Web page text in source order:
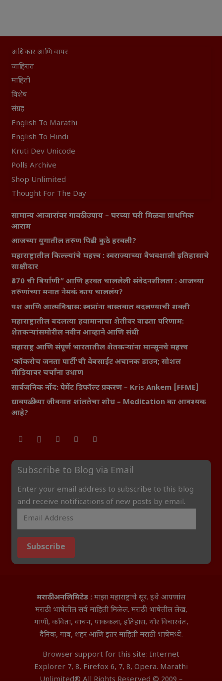
अधिकार आणि वापर
जाहिरात
माहिती
विशेष
संग्रह
English To Marathi
English To Hindi
Kruti Dev Unicode
Polls Archive
Shop Unlimited
Thought For The Day
सामान्य आजारांवर गावठी उपाय – घरच्या घरी मिळवा प्राथमिक
आराम
आजच्या युगातील तरुण पिढी कुठे हरवली?
महाराष्ट्रातील किल्ल्यांचे महत्त्व : स्वराज्याच्या वैभवशाली इतिहासाचे
साक्षीदार
₹370 ची बिर्याणी” आणि हरवत चाललेली संवेदनशीलता : आजच्या
तरुणांच्या मनात नेमकं काय चाललंय?
यश आणि आत्मविश्वास: स्वप्नांना वास्तवात बदलण्याची शक्ती
महाराष्ट्रातील बदलत्या हवामानाचा शेतीवर वाढता परिणाम:
शेतकऱ्यांसमोरील नवीन आव्हाने आणि संधी
महाराष्ट्र आणि संपूर्ण भारतातील शेतकऱ्यांना मान्सूनचे महत्त्व
‘कॉकरोच जनता पार्टी’ची वेबसाईट अचानक डाउन; सोशल
मीडियावर चर्चांना उधाण
सार्वजनिक नोंद: पेमेंट डिफॉल्ट प्रकरण – Kris Ankem [FFME]
धावपळीच्या जीवनात शांततेचा शोध – Meditation का आवश्यक
आहे?
Subscribe to Blog via Email
Enter your email address to subscribe to this blog
and receive notifications of new posts by email.
Subscribe
मराठी अनलिमिटेड : माझा महाराष्ट्राचे सूर. इथे आपणांस
मराठी भाषेतील सर्व माहिती मिळेल. मराठी भाषेतील लेख,
गाणी, कविता, वाचन, पाककला, इतिहास, थोर विचारवंत,
दैनिक, गाव, शहर आणि इतर माहिती मराठी भाषेमध्ये.
Browser support for this site: Internet
Explorer 7, 8, Firefox 6, 7, 8, Opera. Marathi